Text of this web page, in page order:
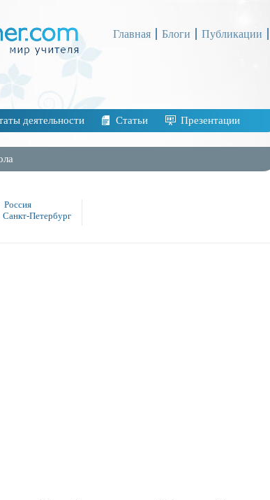
Главная Блоги Публикации
деятельности Статьи Презентации
Россия
Санкт-Петербург